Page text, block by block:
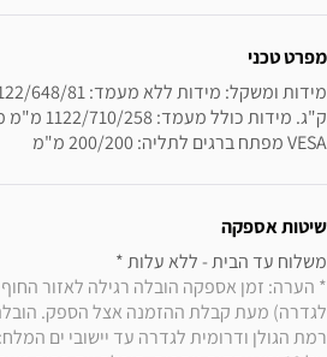
מפרט טכני
VESA מפתח ברגים לתליה: 200/200 מ"מ
שיטות אספקה
משלוח עד הבית - ללא עלות *